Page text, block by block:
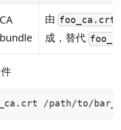
CA
bundle
由 foo_ca.crt
成，替代
/path/to/